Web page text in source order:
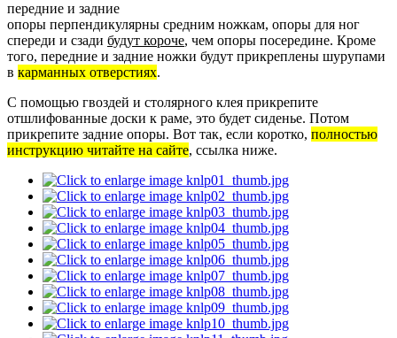
передние и задние
опоры перпендикулярны средним ножкам, опоры для ног
спереди и сзади будут короче, чем опоры посередине. Кроме
того, передние и задние ножки будут прикреплены шурупами
в карманных отверстиях.
С помощью гвоздей и столярного клея прикрепите
отшлифованные доски к раме, это будет сиденье. Потом
прикрепите задние опоры. Вот так, если коротко, полностью
инструкцию читайте на сайте, ссылка ниже.